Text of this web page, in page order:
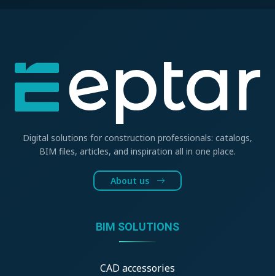
Digital solutions for construction professionals: catalogs,
BIM files, articles, and inspiration all in one place.
About us
BIM SOLUTIONS
CAD accessories